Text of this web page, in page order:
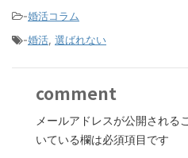
-婚活コラム
-婚活, 選ばれない
comment
メールアドレスが公開される
いている欄は必須項目です